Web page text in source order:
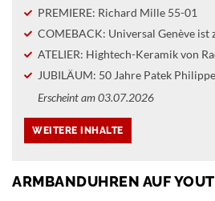
PREMIERE: Richard Mille 55-01
COMEBACK: Universal Genève ist
ATELIER: Hightech-Keramik von
JUBILÄUM: 50 Jahre Patek
Erscheint am 03.07.2026
ARMBANDUHREN AUF